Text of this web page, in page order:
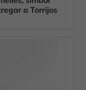
a Torrijos